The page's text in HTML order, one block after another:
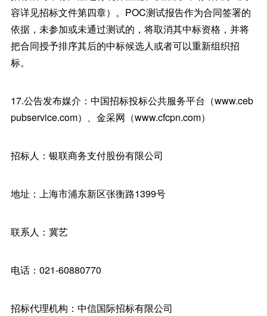
容详见招标文件第四章）。POC测试报告作为合同签署的
依据，未参加或未通过测试的，将取消其中标资格，并将
把合同授予排序其后的中标候选人或者可以重新组织招
标。
17.公告发布媒介：中国招标投标公共服务平台（www.ceb
pubservice.com）、金采网（www.cfcpn.com）
招标人：银联商务支付股份有限公司
地址：上海市浦东新区张衡路1399号
联系人：冀艺
电话：021-60880770
招标代理机构：中信国际招标有限公司